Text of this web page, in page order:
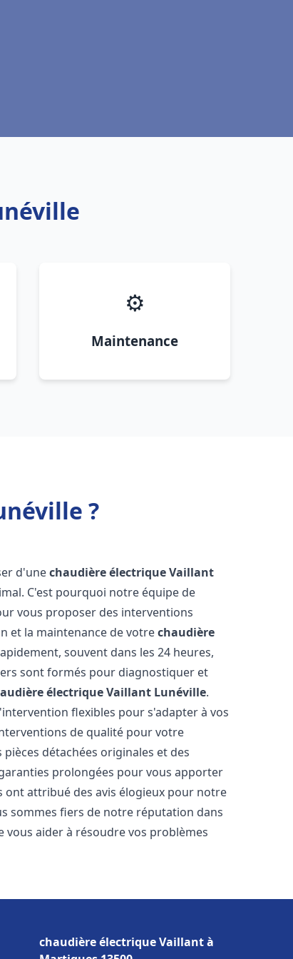
⚙️
Maintenance
?
d'unechaudière électrique Vaillant
C'est pourquoi notre équipe de
vous proposer des interventions
et la maintenance de votrechaudière
souvent dans les 24 heures,
sont formés pour diagnostiquer et
électrique Vaillant Lunéville.
flexibles pour s'adapter à vos
de qualité pour votre
pièces détachées originales et des
prolongées pour vous apporter
attribué des avis élogieux pour notre
sommes fiers de notre réputation dans
vous aider à résoudre vos problèmes
chaudière électrique Vaillant à